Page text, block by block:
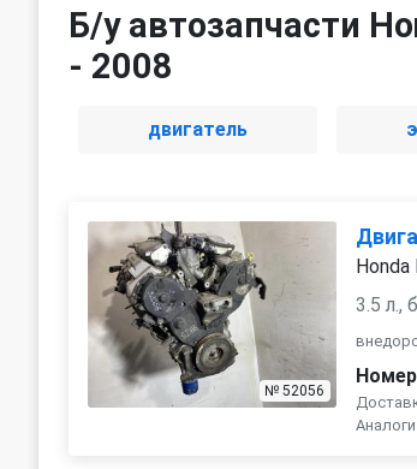
Б/у автозапчасти
- 2008
двигатель
№ 52056
3.5 л.,